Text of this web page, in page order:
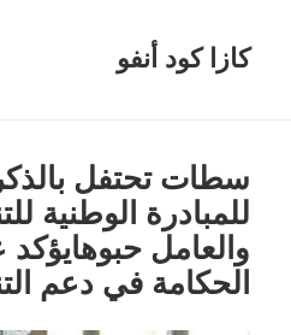
كازا كود أنفو
للمبادرة الوطنية
والعامل
الحكامة في دعم